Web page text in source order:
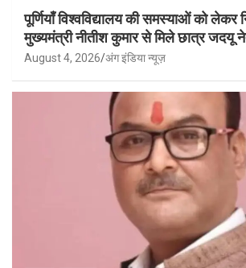
पूर्णियाँ विश्वविद्यालय की समस्याओं को लेकर
मुख्यमंत्री नीतीश कुमार से मिले छात्र जदयू
August 4, 2026 अंग इंडिया न्यूज़